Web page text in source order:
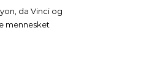
da Vinci og
mennesket